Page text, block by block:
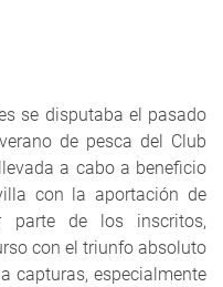
se disputaba el pasado
de pesca del Club
a cabo a beneficio
con la aportación de
parte de los inscritos,
con el triunfo absoluto
capturas, especialmente